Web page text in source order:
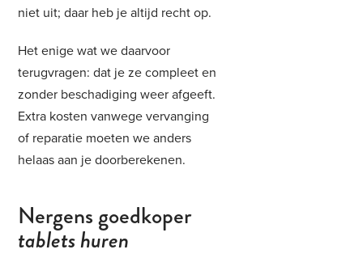
niet uit; daar heb je altijd recht op.
Het enige wat we daarvoor
terugvragen: dat je ze compleet en
zonder beschadiging weer afgeeft.
Extra kosten vanwege vervanging
of reparatie moeten we anders
helaas aan je doorberekenen.
Nergens goedkoper
tablets huren